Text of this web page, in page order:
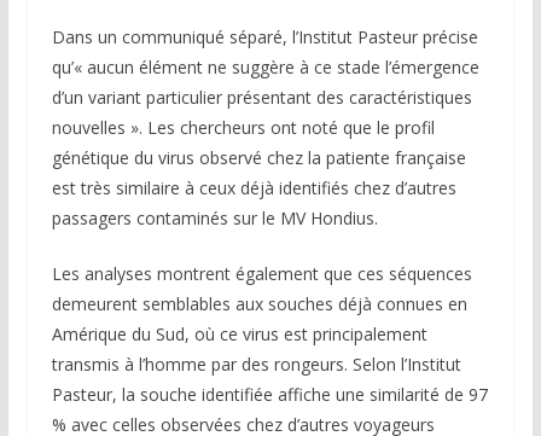
Dans un communiqué séparé, l’Institut Pasteur précise
qu’« aucun élément ne suggère à ce stade l’émergence
d’un variant particulier présentant des caractéristiques
nouvelles ». Les chercheurs ont noté que le profil
génétique du virus observé chez la patiente française
est très similaire à ceux déjà identifiés chez d’autres
passagers contaminés sur le MV Hondius.
Les analyses montrent également que ces séquences
demeurent semblables aux souches déjà connues en
Amérique du Sud, où ce virus est principalement
transmis à l’homme par des rongeurs. Selon l’Institut
Pasteur, la souche identifiée affiche une similarité de 97
% avec celles observées chez d’autres voyageurs